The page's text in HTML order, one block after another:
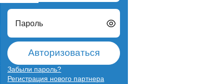
Пароль
Авторизоваться
Забыли пароль?
Регистрация нового партнера